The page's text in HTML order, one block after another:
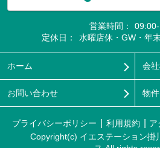
営業時間：
定休日：
水曜店休・GW・年
ホーム 会
お問い合わせ 物
プライバシーポリシー 利用規約 ア
Copyright(c) イエステーション